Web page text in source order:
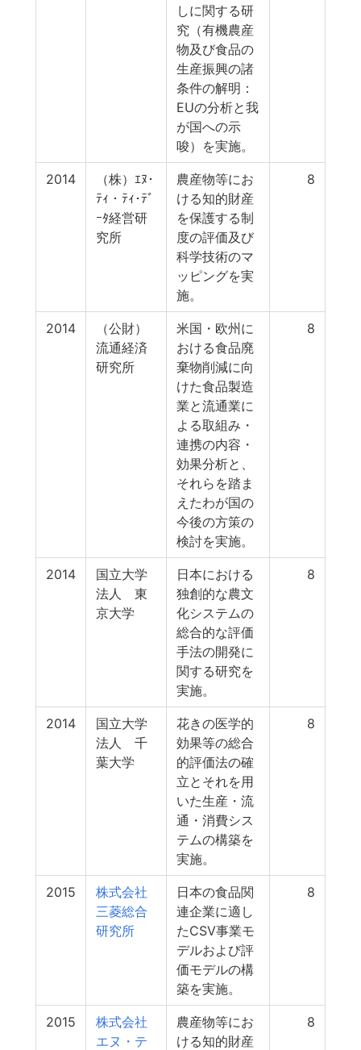
しに関する研
究（有機農産
物及び食品の
生産振興の諸
条件の解明：
EUの分析と我
が国への示
唆）を実施。
2014
（株）ｴﾇ･
ﾃｨ・ﾃｨ･ﾃﾞ
ｰﾀ経営研
究所
農産物等にお
ける知的財産
を保護する制
度の評価及び
科学技術のマ
ッピングを実
施。
8
2014
（公財）
流通経済
研究所
米国・欧州に
おける食品廃
棄物削減に向
けた食品製造
業と流通業に
よる取組み・
連携の内容・
効果分析と、
それらを踏ま
えたわが国の
今後の方策の
検討を実施。
8
2014
国立大学
法人 東
京大学
日本における
独創的な農文
化システムの
総合的な評価
手法の開発に
関する研究を
実施。
8
2014
国立大学
法人 千
葉大学
花きの医学的
効果等の総合
的評価法の確
立とそれを用
いた生産・流
通・消費シス
テムの構築を
実施。
8
2015
株式会社
三菱総合
研究所
日本の食品関
連企業に適し
たCSV事業モ
デルおよび評
価モデルの構
築を実施。
8
2015
株式会社
エヌ・テ
農産物等にお
ける知的財産
8